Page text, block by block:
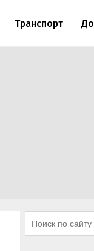
Транспорт